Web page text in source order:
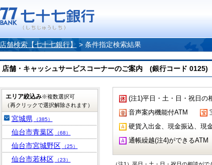
店舗検索【七十七銀行】 > 条件指定検索結果
店舗・キャッシュサービスコーナーのご案内 (銀行コード 0125)
(注1)平日・土・日・祝日の
音声案内機能付ATM
硬貨入出金、現金振込、現
通帳繰越(注4)ができるATM
エリア絞込み※複数選択可
（再クリックで選択解除されます）
宮城県 （385）
仙台市青葉区 （68）
仙台市宮城野区 （25）
仙台市若林区 （23）